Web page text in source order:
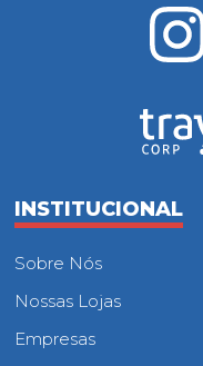
INSTITUCIONAL
Sobre Nós
Nossas Lojas
Empresas